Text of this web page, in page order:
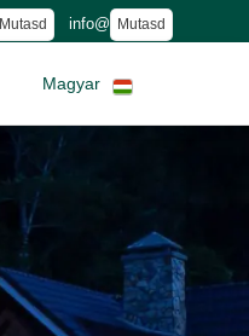
Mutasd info@ Mutasd
Magyar